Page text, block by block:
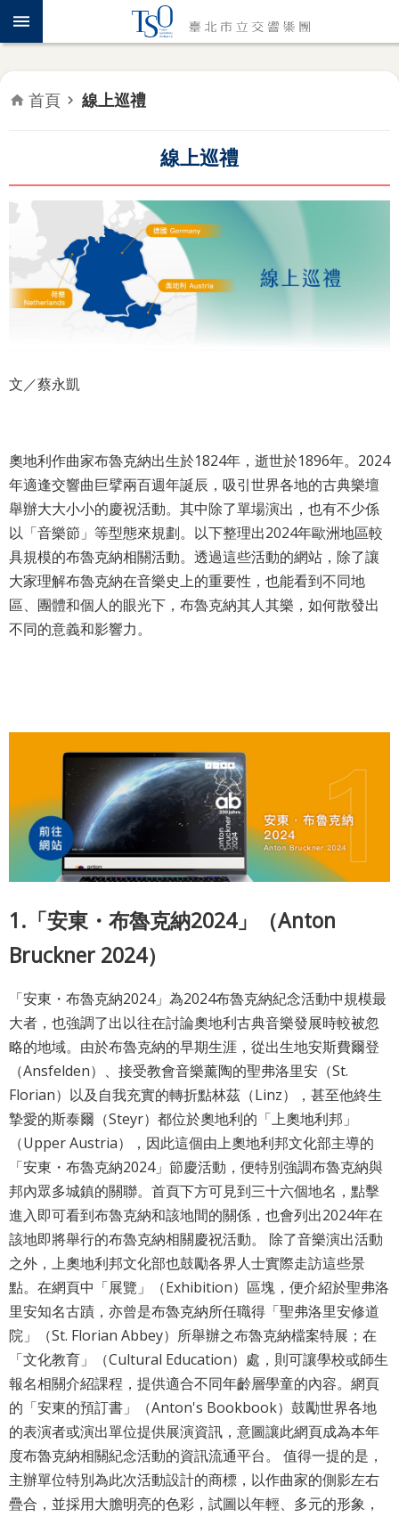
跳到主要內容區塊
認
識
年
音
樂
推
消
息
文
宣
品
及
出
版
資
站
導
覽
English
陳
系
統
台北通
TaipeiPASS
雙
語
詞
彙
聯
絡
們
隱
權
及
資
首頁 線上巡禮
線上巡禮
文／蔡永凱
奧地利作曲家布魯克納出生於1824年，逝世於1896年。2024
年適逢交響曲巨擘兩百週年誕辰，吸引世界各地的古典樂壇
舉辦大大小小的慶祝活動。其中除了單場演出，也有不少係
以「音樂節」等型態來規劃。以下整理出2024年歐洲地區較
具規模的布魯克納相關活動。透過這些活動的網站，除了讓
大家理解布魯克納在音樂史上的重要性，也能看到不同地
區、團體和個人的眼光下，布魯克納其人其樂，如何散發出
不同的意義和影響力。
1.「安東・布魯克納2024」（Anton
Bruckner 2024）
「安東・布魯克納2024」為2024布魯克納紀念活動中規模最
大者，也強調了出以往在討論奧地利古典音樂發展時較被忽
略的地域。由於布魯克納的早期生涯，從出生地安斯費爾登
（Ansfelden）、接受教會音樂薰陶的聖弗洛里安（St.
Florian）以及自我充實的轉折點林茲（Linz），甚至他終生
摯愛的斯泰爾（Steyr）都位於奧地利的「上奧地利邦」
（Upper Austria），因此這個由上奧地利邦文化部主導的
「安東・布魯克納2024」節慶活動，便特別強調布魯克納與
邦內眾多城鎮的關聯。首頁下方可見到三十六個地名，點擊
進入即可看到布魯克納和該地間的關係，也會列出2024年在
該地即將舉行的布魯克納相關慶祝活動。 除了音樂演出活動
之外，上奧地利邦文化部也鼓勵各界人士實際走訪這些景
點。在網頁中「展覽」（Exhibition）區塊，便介紹於聖弗洛
里安知名古蹟，亦曾是布魯克納所任職得「聖弗洛里安修道
院」（St. Florian Abbey）所舉辦之布魯克納檔案特展；在
「文化教育」（Cultural Education）處，則可讓學校或師生
報名相關介紹課程，提供適合不同年齡層學童的內容。網頁
的「安東的預訂書」（Anton's Bookbook）鼓勵世界各地
的表演者或演出單位提供展演資訊，意圖讓此網頁成為本年
度布魯克納相關紀念活動的資訊流通平台。 值得一提的是，
主辦單位特別為此次活動設計的商標，以作曲家的側影左右
疊合，並採用大膽明亮的色彩，試圖以年輕、多元的形象，